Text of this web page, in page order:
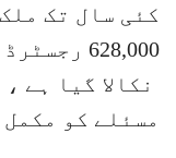
کئی سال تک
628,000
نکالا گیا ہے
مسئلے کو